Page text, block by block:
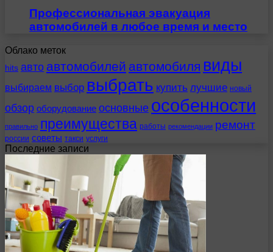
Профессиональная эвакуация
автомобилей в любое время и место
Облако меток
hits авто автомобилей автомобиля виды
выбираем выбор выбрать купить лучшие новый
обзор оборудование основные особенности
правильно преимущества работы рекомендации ремонт
россии советы такси услуги
Последние записи